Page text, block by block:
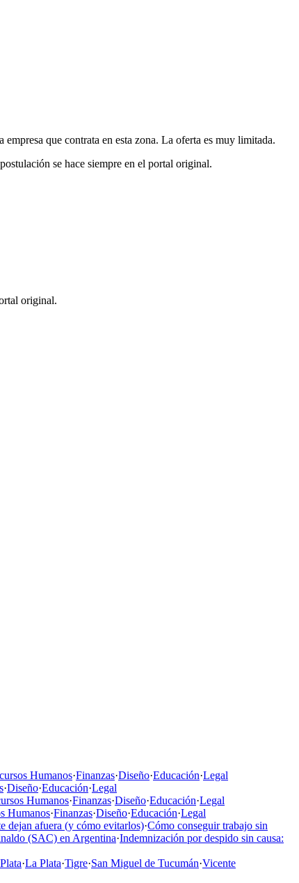
que contrata en esta zona. La oferta es muy limitada.
se hace siempre en el portal original.
original.
Humanos·Finanzas·Diseño·Educación·Legal
·Diseño·Educación·Legal
Humanos·Finanzas·Diseño·Educación·Legal
Humanos·Finanzas·Diseño·Educación·Legal
dejan afuera (y cómo evitarlos)·Cómo conseguir trabajo sin
(SAC) en Argentina·Indemnización por despido sin causa:
·La Plata·Tigre·San Miguel de Tucumán·Vicente